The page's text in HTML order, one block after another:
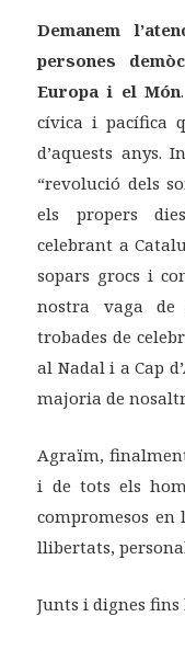
Demanem
persones
Europa i el Món
cívica i pacífica
d’aquests anys.
“revolució dels
els propers
celebrant a
sopars grocs i
nostra vaga
trobades de
al Nadal i a Cap
majoria de
Agraïm,
i de tots els
compromesos en
llibertats,
Junts i dignes